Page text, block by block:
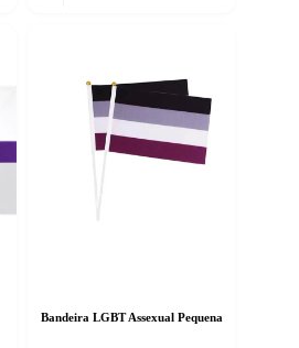
Bandeira LGBT Assexual Pequena